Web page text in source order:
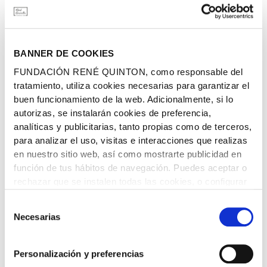
BANNER DE COOKIES
FUNDACIÓN RENÉ QUINTON, como responsable del
tratamiento, utiliza cookies necesarias para garantizar el
buen funcionamiento de la web. Adicionalmente, si lo
autorizas, se instalarán cookies de preferencia,
analíticas y publicitarias, tanto propias como de terceros,
para analizar el uso, visitas e interacciones que realizas
en nuestro sitio web, así como mostrarte publicidad en
función de tus hábitos de navegación. Puedes aceptar o
Necesarias
Personalización y preferencias
Agua de Mar Quinton: Del origen de la vida a la
consulta
Con esta guía podrás entender por qué RenéQuinton
El mar como origen de la vida y como referencia
El significado del totum ionomineral